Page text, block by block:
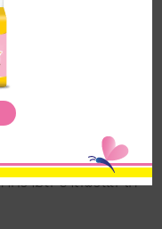
ผื่นนี้เป็นการอักเสบ
ป็นตุ่มแดง เป็นเม็ด
งซึม คัน ที่สำคัญผิวจะ
องผื่นขึ้นอยู่กับอายุ
นโตคนไข้บางส่วน
วามชุ่มชื้นและความ
วามสะอาดผิวและให้